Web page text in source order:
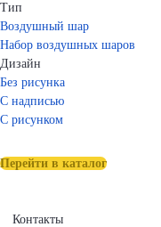
Тип
Воздушный шар
Набор воздушных шаров
Дизайн
Без рисунка
С надписью
С рисунком
Перейти в каталог
Контакты